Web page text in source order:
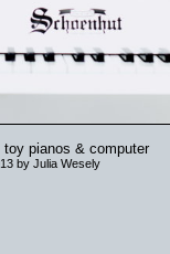
toy pianos & computer
by Julia Wesely